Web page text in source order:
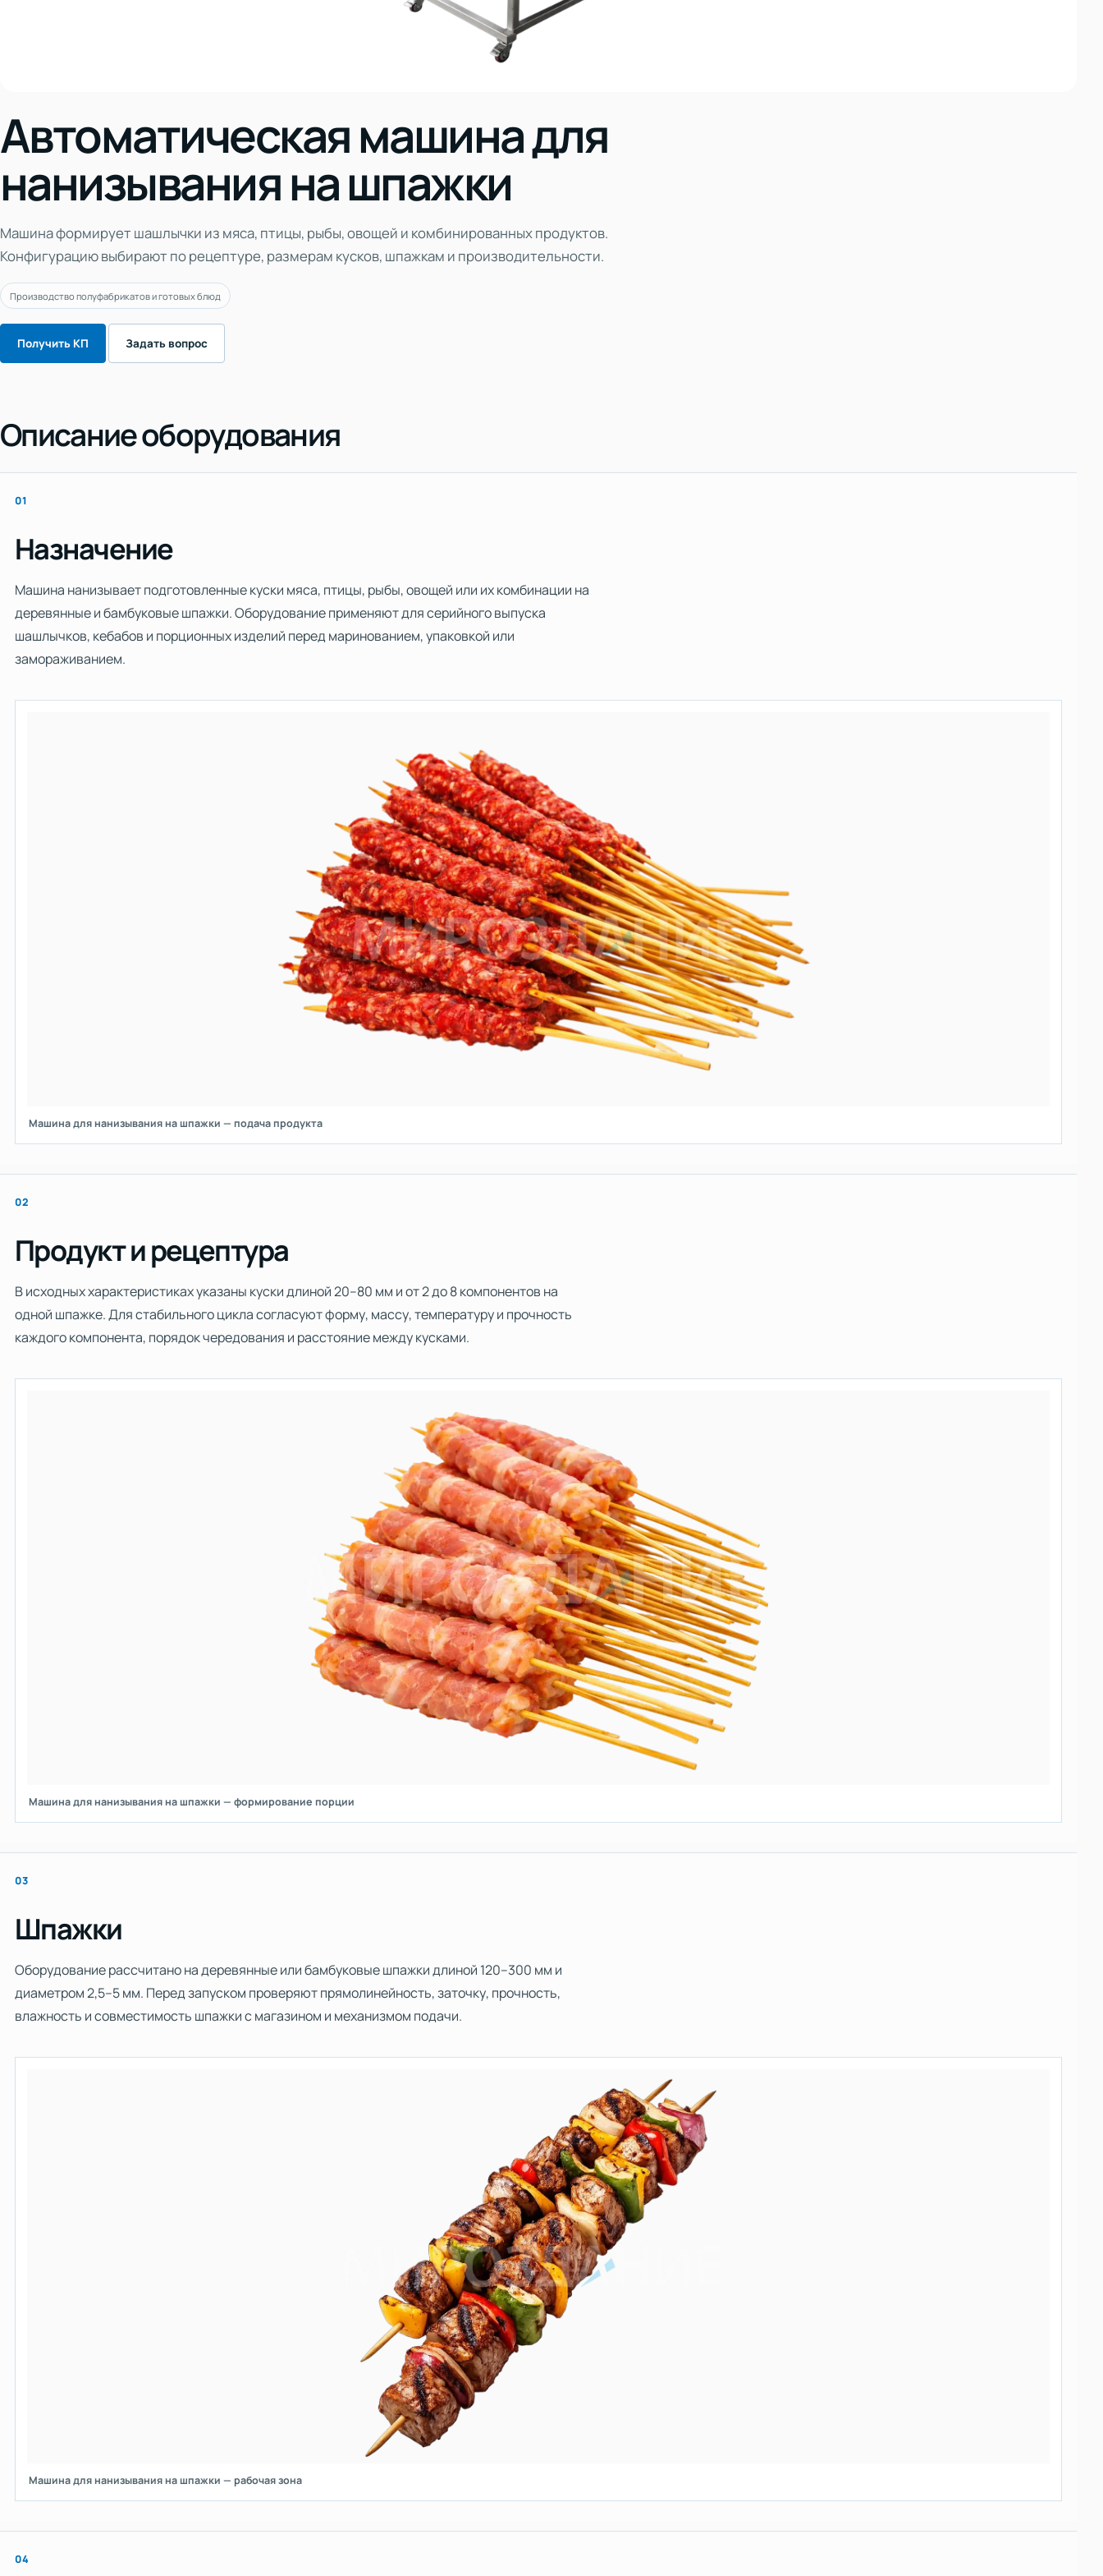
Автоматическая машина для
нанизывания на шпажки
Машина формирует шашлычки из мяса, птицы, рыбы, овощей и комбинированных продуктов.
Конфигурацию выбирают по рецептуре, размерам кусков, шпажкам и производительности.
Производство полуфабрикатов и готовых блюд
Получить КП Задать вопрос
Описание оборудования
01
Назначение
Машина нанизывает подготовленные куски мяса, птицы, рыбы, овощей или их комбинации на
деревянные и бамбуковые шпажки. Оборудование применяют для серийного выпуска
шашлычков, кебабов и порционных изделий перед маринованием, упаковкой или
замораживанием.
Машина для нанизывания на шпажки — подача продукта
02
Продукт и рецептура
В исходных характеристиках указаны куски длиной 20–80 мм и от 2 до 8 компонентов на
одной шпажке. Для стабильного цикла согласуют форму, массу, температуру и прочность
каждого компонента, порядок чередования и расстояние между кусками.
Машина для нанизывания на шпажки — формирование порции
03
Шпажки
Оборудование рассчитано на деревянные или бамбуковые шпажки длиной 120–300 мм и
диаметром 2,5–5 мм. Перед запуском проверяют прямолинейность, заточку, прочность,
влажность и совместимость шпажки с магазином и механизмом подачи.
Машина для нанизывания на шпажки — рабочая зона
04